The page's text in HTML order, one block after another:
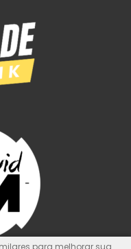
para melhorar sua